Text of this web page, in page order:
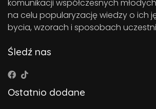
komunikacji współczesnych
na celu popularyzację wiedzy o ich
bycia, wzorach i sposobach
Śledź nas
Ostatnio dodane